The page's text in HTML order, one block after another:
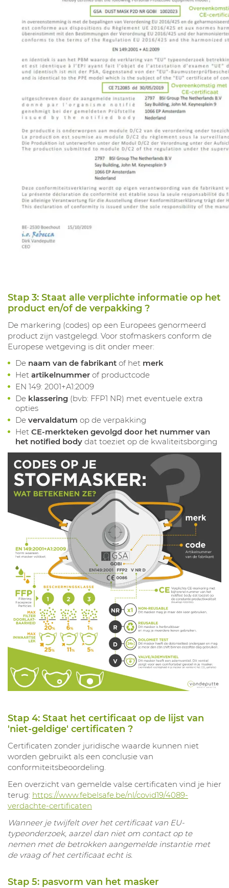
Stap 3: Staat alle verplichte informatie op het
product en/of de verpakking ?
De markering (codes) op een Europees genormeerd
product zijn vastgelegd. Voor stofmaskers conform de
Europese wetgeving is dit onder meer:
De naam van de fabrikant of het merk
Het artikelnummer of productcode
EN 149: 2001+A1:2009
De klassering (bvb: FFP1 NR) met eventuele extra
opties
De vervaldatum op de verpakking
Het CE-merkteken gevolgd door het nummer van
het notified body dat toeziet op de kwaliteitsborging
Stap 4: Staat het certificaat op de lijst van
'niet-geldige' certificaten ?
Certificaten zonder juridische waarde kunnen niet
worden gebruikt als een conclusie van
conformiteitsbeoordeling.
Een overzicht van gemelde valse certificaten vind je hier
terug: https://www.febelsafe.be/nl/covid19/4089-
verdachte-certificaten
Wanneer je twijfelt over het certificaat van EU-
typeonderzoek, aarzel dan niet om contact op te
nemen met de betrokken aangemelde instantie met
de vraag of het certificaat echt is.
Stap 5: pasvorm van het masker